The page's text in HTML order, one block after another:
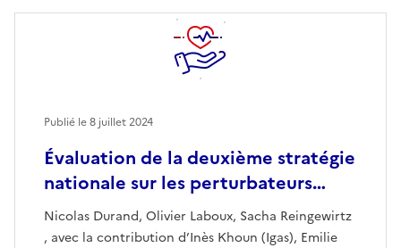
Évaluation de la deuxième stratégie
nationale sur les perturbateurs…
Nicolas Durand, Olivier Laboux, Sacha Reingewirtz
, avec la contribution d’Inès Khoun (Igas), Emilie
Publié le8 juillet 2024